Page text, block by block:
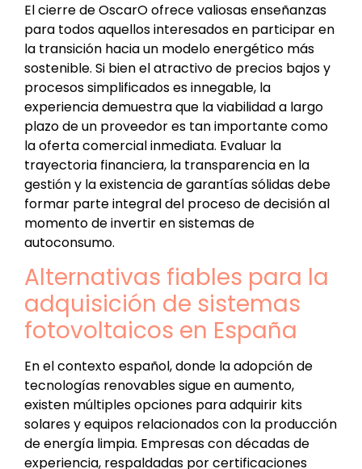
El cierre de OscarO ofrece valiosas enseñanzas
para todos aquellos interesados en participar en
la transición hacia un modelo energético más
sostenible. Si bien el atractivo de precios bajos y
procesos simplificados es innegable, la
experiencia demuestra que la viabilidad a largo
plazo de un proveedor es tan importante como
la oferta comercial inmediata. Evaluar la
trayectoria financiera, la transparencia en la
gestión y la existencia de garantías sólidas debe
formar parte integral del proceso de decisión al
momento de invertir en sistemas de
autoconsumo.
Alternativas fiables para la
adquisición de sistemas
fotovoltaicos en España
En el contexto español, donde la adopción de
tecnologías renovables sigue en aumento,
existen múltiples opciones para adquirir kits
solares y equipos relacionados con la producción
de energía limpia. Empresas con décadas de
experiencia, respaldadas por certificaciones